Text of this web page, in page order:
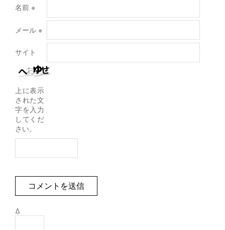
名前 ※
メール ※
サイト
上に表示
された文
字を入力
してくだ
さい。
Δ